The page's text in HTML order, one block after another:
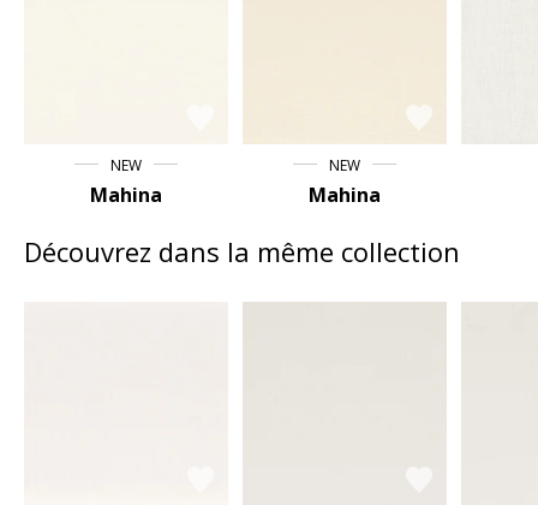
NEW
Mahina
NEW
Mahina
Découvrez dans la même collection